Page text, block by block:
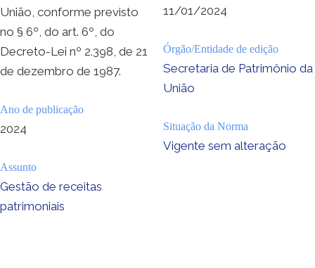
União, conforme previsto
no § 6º, do art. 6º, do
Decreto-Lei nº 2.398, de 21
de dezembro de 1987.
Ano de publicação
2024
Assunto
Gestão de receitas
patrimoniais
11/01/2024
Órgão/Entidade de edição
Secretaria de Patrimônio da
União
Situação da Norma
Vigente sem alteração